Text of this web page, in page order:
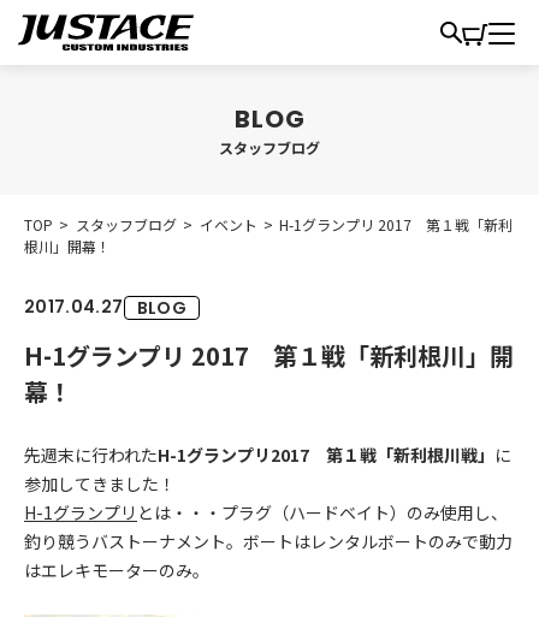
スタッフブログ
TOP > スタッフブログ > イベント > H-1グランプリ 2017 第１戦「新利
根川」開幕！
2017.04.27 BLOG
H-1グランプリ 2017 第１戦「新利根川」開
幕！
先週末に行われたH-1グランプリ2017 第１戦「新利根川戦」 に
参加してきました！
H-1グランプリ とは・・・プラグ（ハードベイト）のみ使用し、
釣り競うバストーナメント。ボートはレンタルボートのみで動力
はエレキモーターのみ。